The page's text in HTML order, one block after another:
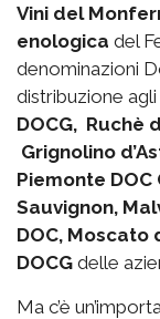
Vini del
enologica del
denominazioni
distribuzione
DOCG, Ruchè
Grignolino
Piemonte DOC
Sauvignon,
DOC, Moscato
DOCG delle
Ma c’è